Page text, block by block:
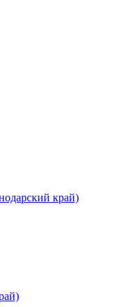
край)